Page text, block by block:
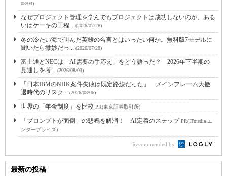
08/03)
なぜプロジェクト管理を学んでもプロジェクトは成功しないのか、ある
いはケーキの工程... (2026/07/28)
冬の冷たい海で叫んだ英雄の名言とはいったい何か。無料版7モデルに
聞いたら微妙だっ... (2026/07/28)
富士通とNECは「AI需要の手応え」をどう語った？ 2026年下半期の
見通しを考... (2026/08/03)
「日本IBMのNHK案件失敗は既定路線だった」 メインフレーム大撤
退時代のリスク... (2026/08/06)
世界の「年金制度」を比較 PR(東京証券取引所)
「プロンプトが面倒」の悲鳴を解消！ AI定着のステップPR(ITmedia エ
ンタープライズ)
Recommended by
最新の投稿